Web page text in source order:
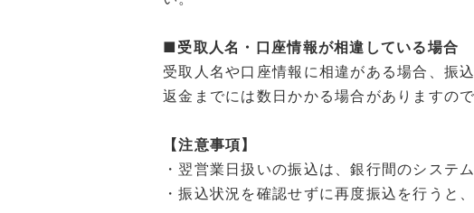
■受取人名・口座情報が相違している場合
受取人名や口座情報に相違がある場合、振
返金までには数日かかる場合がありますの
【注意事項】
・翌営業日扱いの振込は、銀行間のシステ
・振込状況を確認せずに再度振込を行うと